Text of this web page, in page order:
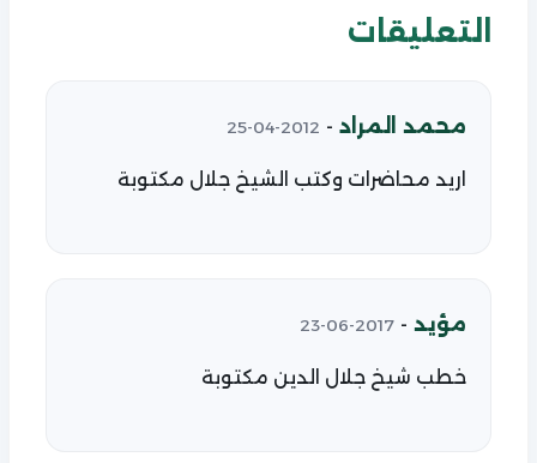
التعليقات
محمد المراد -
2012-04-25
اريد محاضرات وكتب الشيخ جلال مكتوبة
مؤيد -
2017-06-23
خطب شيخ جلال الدين مكتوبة